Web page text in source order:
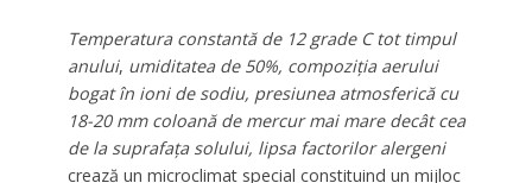
Temperatura constantă de 12 grade C tot timpul
anului, umiditatea de 50%, compoziția aerului
bogat în ioni de sodiu, presiunea atmosferică cu
18-20 mm coloană de mercur mai mare decât cea
de la suprafața solului, lipsa factorilor alergeni
crează un microclimat special constituind un mijloc